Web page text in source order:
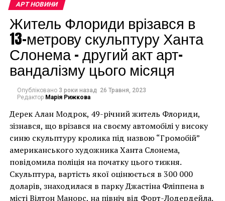
цветы могут иметь более конкретные значения. К
примеру, красная роза символизирует обольщение
и любовь, ядовитый паслён – обман или опасность,
маки – смерть или сон, а маргаритки
символизируют невинность.
Фрукты
Чоловік позує під макетом чайки, яка ось-ось
накинеться на упаковку чіпсів – сюжет графіті, що
має ознаки вуличного художника Бенксі, на стіні в
Лоустофті на східному узбережжі Англії 8 серпня 2021
року. (Фото Джастіна Талліса / AFP)
В інтерв’ю “Таймс” пан Куттс сказав:
АРТ НОВИНИ
Житель Флориди врізався в
13-метрову скульптуру Ханта
Слонема – другий акт арт-
вандалізму цього місяця
Опубліковано 3 роки назад 26 Травня, 2023
Редактор Марія Рижкова
Дерек Алан Модрок, 49-річний житель Флориди,
зізнався, що врізався на своєму автомобілі у високу
синю скульптуру кролика під назвою “Громобій”
американського художника Ханта Слонема,
повідомила поліція на початку цього тижня.
Скульптура, вартість якої оцінюється в 300 000
доларів, знаходилася в парку Джастіна Фліппена в
місті Вілтон Манорс, на північ від Форт-Лодердейла.